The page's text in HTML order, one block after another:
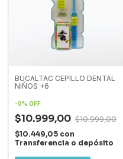
BUCALTAC CEPILLO DENTAL
NIÑOS +6
-0% OFF
$10.999,00 $10.999,00
$10.449,05 con
Transferencia o depósito